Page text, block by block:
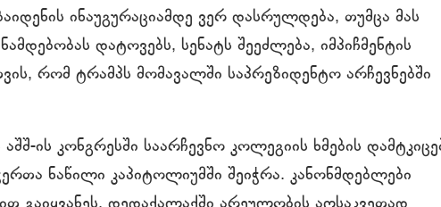
ინაუგურაციამდე ვერ დასრულდება, თუმცა მას
დატოვებს, სენატს შეეძლება, იმპიჩმენტის
რომ ტრამპს მომავალში საპრეზიდენტო არჩევნებში
ის კონგრესში საარჩევნო კოლეგიის ხმების
ნაწილი კაპიტოლიუმში შეიჭრა. კანონმდებლები